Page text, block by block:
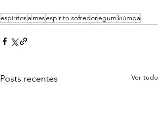
espíritosalmasespírito sofredoregum kiúmba
Posts recentes Ver tudo